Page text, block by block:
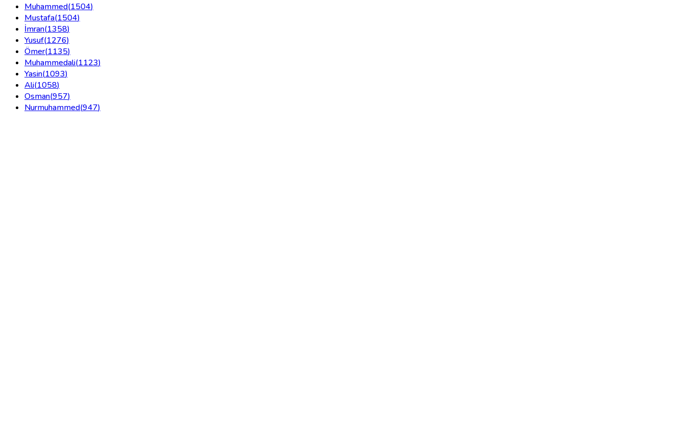
Muhammed(1504)
Mustafa(1504)
İmran(1358)
Yusuf(1276)
Ömer(1135)
Muhammedali(1123)
Yasin(1093)
Ali(1058)
Osman(957)
Nurmuhammed(947)